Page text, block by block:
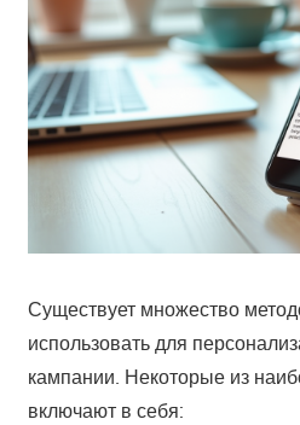
Существует множество
использовать для
кампании. Некоторые из
включают в себя: